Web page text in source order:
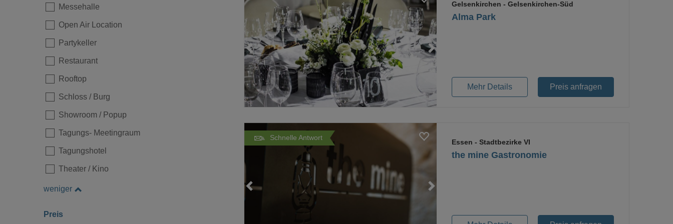
Messehalle
Open Air Location
Partykeller
Restaurant
Rooftop
Schloss / Burg
Showroom / Popup
Tagungs- Meetingraum
Tagungshotel
Theater / Kino
weniger
Preis
Loading...
Alma Park
Gelsenkirchen - Gelsenkirchen-Süd
Mehr Details Preis anfragen
Schnelle Antwort
Loading...
the mine Gastronomie
Essen - Stadtbezirke VI